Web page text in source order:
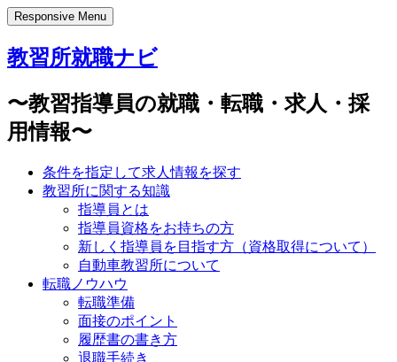
Responsive Menu
教習所就職ナビ
〜教習指導員の就職・転職・求人・採
用情報〜
条件を指定して求人情報を探す
教習所に関する知識
指導員とは
指導員資格をお持ちの方
新しく指導員を目指す方（資格取得について）
自動車教習所について
転職ノウハウ
転職準備
面接のポイント
履歴書の書き方
退職手続き